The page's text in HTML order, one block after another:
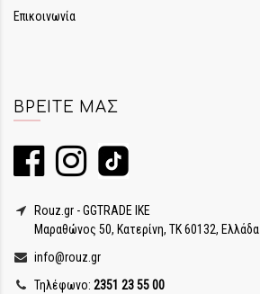
Επικοινωνία
ΒΡΕΊΤΕ ΜΑΣ
Rouz.gr - GGTRADE IKE
Μαραθώνος 50, Κατερίνη, ΤΚ 60132, Ελλάδα
info@rouz.gr
Τηλέφωνο: 2351 23 55 00